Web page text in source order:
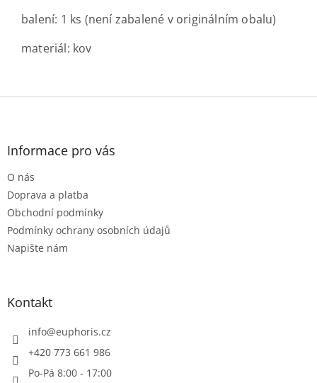
balení: 1 ks (není zabalené v originálním obalu)
materiál: kov
Z
Informace pro vás
O nás
Doprava a platba
Obchodní podmínky
Podmínky ochrany osobních údajů
Napište nám
Kontakt
info@euphoris.cz
+420 773 661 986
Po-Pá 8:00 - 17:00